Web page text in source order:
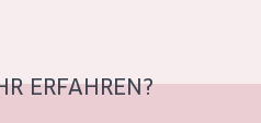
ERFAHREN?